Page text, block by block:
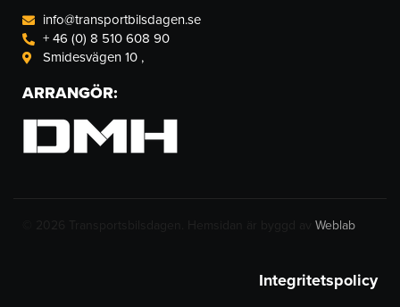
info@transportbilsdagen.se
+ 46 (0) 8 510 608 90
Smidesvägen 10 ,
ARRANGÖR:
Weblab
Integritetspolicy